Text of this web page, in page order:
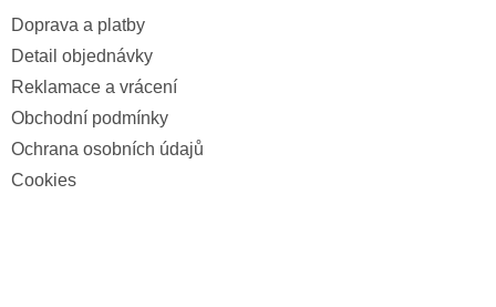
Doprava a platby
Detail objednávky
Reklamace a vrácení
Obchodní podmínky
Ochrana osobních údajů
Cookies